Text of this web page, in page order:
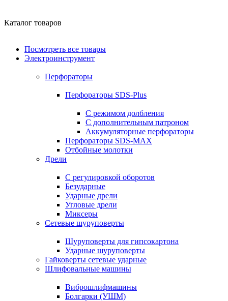
Каталог товаров
Посмотреть все товары
Электроинструмент
Перфораторы
Перфораторы SDS-Plus
С режимом долбления
С дополнительным патроном
Аккумуляторные перфораторы
Перфораторы SDS-MAX
Отбойные молотки
Дрели
С регулировкой оборотов
Безударные
Ударные дрели
Угловые дрели
Миксеры
Сетевые шуруповерты
Шуруповерты для гипсокартона
Ударные шуруповерты
Гайковерты сетевые ударные
Шлифовальные машины
Виброшлифмашины
Болгарки (УШМ)